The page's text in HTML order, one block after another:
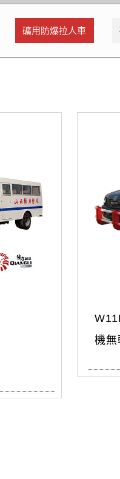
礦用防爆拉人車
機無